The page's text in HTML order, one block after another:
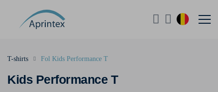
Kids Performance T
T-shirts Fol Kids Performance T